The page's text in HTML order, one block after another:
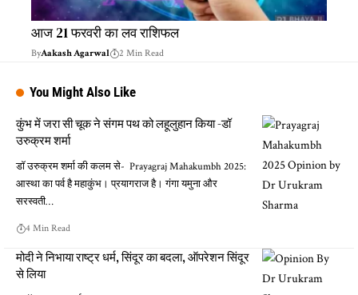
आज 21 फरवरी का लव राशिफल
ByAakash Agarwal 2 Min Read
You Might Also Like
कुंभ में जरा सी चूक ने संगम पथ को लहूलुहान किया -डॉ
उरुक्रम शर्मा
डॉ उरुक्रम शर्मा की कलम से- Prayagraj Mahakumbh 2025:
आस्था का पर्व है महाकुंभ। प्रयागराज है। गंगा यमुना और
सरस्वती…
4 Min Read
मोदी ने निभाया राष्ट्र धर्म, सिंदूर का बदला, ऑपरेशन सिंदूर
से लिया